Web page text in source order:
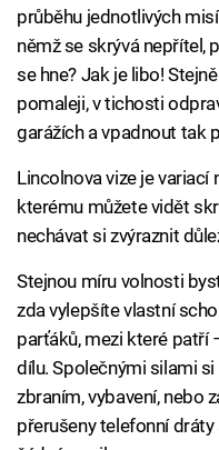
průběhu jednotlivých
němž se skrývá nepřítel,
se hne? Jak je libo!
pomaleji, v tichosti
garážích a vpadnout tak
Lincolnova vize je
kterému můžete vidět
nechávat si zvýraznit
Stejnou míru volnosti
zda vylepšíte vlastní
parťáků, mezi které patří
dílu. Společnými silami
zbraním, vybavení, nebo
přerušeny telefonní